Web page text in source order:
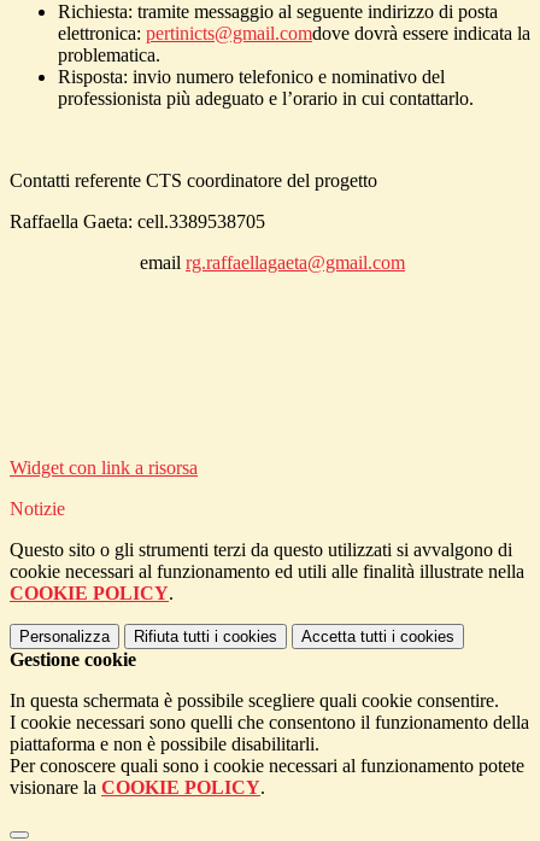
Richiesta: tramite messaggio al seguente indirizzo di posta
elettronica: pertinicts@gmail.comdove dovrà essere indicata la
problematica.
Risposta: invio numero telefonico e nominativo del
professionista più adeguato e l’orario in cui contattarlo.
Contatti referente CTS coordinatore del progetto
Raffaella Gaeta: cell.3389538705
email rg.raffaellagaeta@gmail.com
Widget con link a risorsa
Notizie
Questo sito o gli strumenti terzi da questo utilizzati si avvalgono di
cookie necessari al funzionamento ed utili alle finalità illustrate nella
COOKIE POLICY.
Personalizza Rifiuta tutti i cookies Accetta tutti i cookies
Gestione cookie
In questa schermata è possibile scegliere quali cookie consentire.
I cookie necessari sono quelli che consentono il funzionamento della
piattaforma e non è possibile disabilitarli.
Per conoscere quali sono i cookie necessari al funzionamento potete
visionare la COOKIE POLICY.